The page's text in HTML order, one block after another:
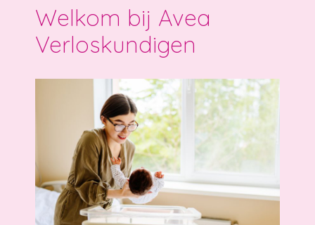
Welkom bij Avea
Verloskundigen